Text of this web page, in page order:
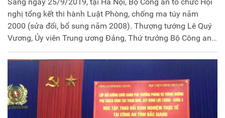
nghị tổng kết thi hành Luật Phòng, chống ma túy năm
2000 (sửa đổi, bổ sung năm 2008). Thượng tướng Lê Quý
Vương, Ủy viên Trung ương Đảng, Thứ trưởng Bộ Công an
chủ trì Hội nghị.